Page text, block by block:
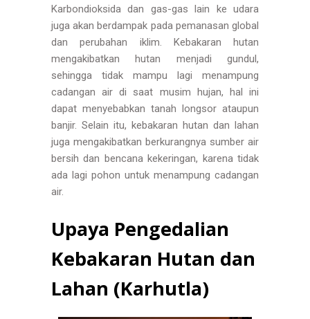
Karbondioksida dan gas-gas lain ke udara
juga akan berdampak pada pemanasan global
dan perubahan iklim. Kebakaran hutan
mengakibatkan hutan menjadi gundul,
sehingga tidak mampu lagi menampung
cadangan air di saat musim hujan, hal ini
dapat menyebabkan tanah longsor ataupun
banjir. Selain itu, kebakaran hutan dan lahan
juga mengakibatkan berkurangnya sumber air
bersih dan bencana kekeringan, karena tidak
ada lagi pohon untuk menampung cadangan
air.
Upaya Pengedalian
Kebakaran Hutan dan
Lahan (Karhutla)